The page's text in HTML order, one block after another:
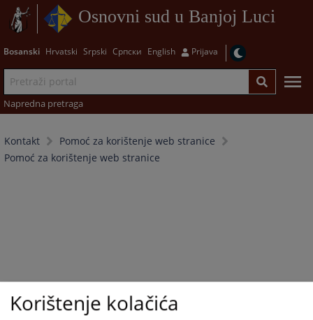
Osnovni sud u Banjoj Luci
Bosanski Hrvatski Srpski Српски English Prijava
Napredna pretraga
Kontakt
Pomoć za korištenje web stranice
Pomoć za korištenje web stranice
Korištenje kolačića